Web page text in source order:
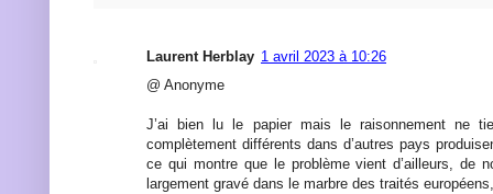
Laurent Herblay 1 avril 2023 à 10:26
@ Anonyme
J’ai bien lu le papier mais le raisonnement ne
complètement différents dans d’autres pays
ce qui montre que le problème vient d’ailleurs, de
largement gravé dans le marbre des traités